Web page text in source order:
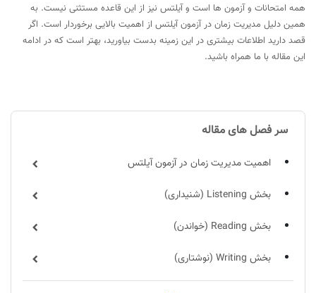
همه امتحانات و آزمون ها است و آیلتس نیز از این قاعده مستثنی نیست. به
همین دلیل مدیریت زمان در آزمون آیلتس از اهمیت بالایی برخوردار است. اگر
قصد دارید اطلاعات بیشتری در این زمینه بدست بیاورید، بهتر است که در ادامه
این مقاله با ما همراه باشید.
سر فصل های مقاله
اهمیت مدیریت زمان در آزمون آیلتس
بخش Listening (شنیداری)
بخش Reading (خواندن)
بخش Writing (نوشتاری)